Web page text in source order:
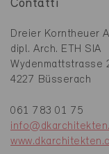
Contatti
Dreier Korntheuer
dipl. Arch. ETH SIA
Wydenmattstrasse
4227 Büsserach
061 783 01 75